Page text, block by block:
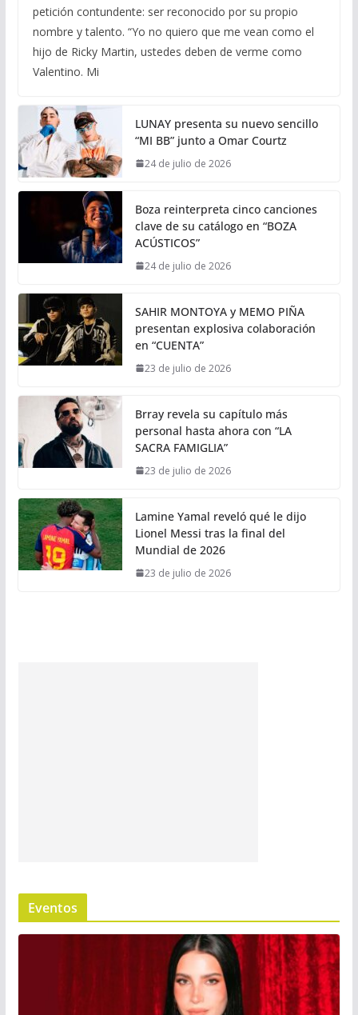
petición contundente: ser reconocido por su propio
nombre y talento. “Yo no quiero que me vean como el
hijo de Ricky Martin, ustedes deben de verme como
Valentino. Mi
LUNAY presenta su nuevo sencillo
“MI BB” junto a Omar Courtz
24 de julio de 2026
Boza reinterpreta cinco canciones
clave de su catálogo en “BOZA
ACÚSTICOS”
24 de julio de 2026
SAHIR MONTOYA y MEMO PIÑA
presentan explosiva colaboración
en “CUENTA”
23 de julio de 2026
Brray revela su capítulo más
personal hasta ahora con “LA
SACRA FAMIGLIA”
23 de julio de 2026
Lamine Yamal reveló qué le dijo
Lionel Messi tras la final del
Mundial de 2026
23 de julio de 2026
Eventos